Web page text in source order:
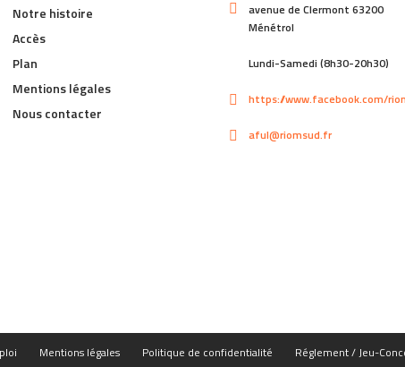
Notre histoire
Accès
Plan
Mentions légales
Nous contacter
avenue de Clermont 63200
Ménétrol
Lundi-Samedi (8h30-20h30)
https://www.facebook.com/
aful@riomsud.fr
Mentions légales Politique de confidentialité Réglement / Jeu-